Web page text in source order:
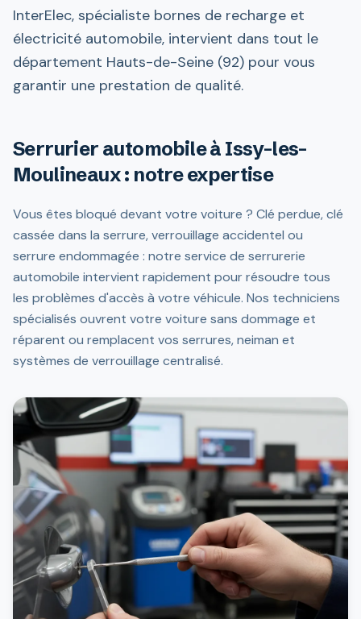
InterElec, spécialiste bornes de recharge et
électricité automobile, intervient dans tout le
département Hauts-de-Seine (92) pour vous
garantir une prestation de qualité.
Serrurier automobile à Issy-les-
Moulineaux : notre expertise
Vous êtes bloqué devant votre voiture ? Clé perdue, clé
cassée dans la serrure, verrouillage accidentel ou
serrure endommagée : notre service de serrurerie
automobile intervient rapidement pour résoudre tous
les problèmes d'accès à votre véhicule. Nos techniciens
spécialisés ouvrent votre voiture sans dommage et
réparent ou remplacent vos serrures, neiman et
systèmes de verrouillage centralisé.